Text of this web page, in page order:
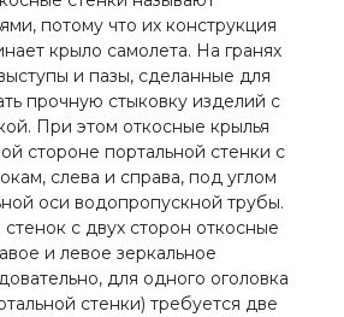
потому что их конструкция
крыло самолета. На гранях
и пазы, сделанные для
прочную стыковку изделий с
При этом откосные крылья
стороне портальной стенки с
слева и справа, под углом
оси водопропускной трубы.
с двух сторон откосные
и левое зеркальное
для одного оголовка
стенки) требуется две